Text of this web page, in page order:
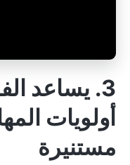
3. يساعد
أولويات
مستنيرة